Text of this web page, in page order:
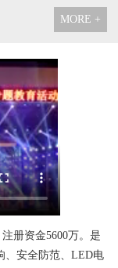
MORE +
资金5600万。是
、安全防范、LED电